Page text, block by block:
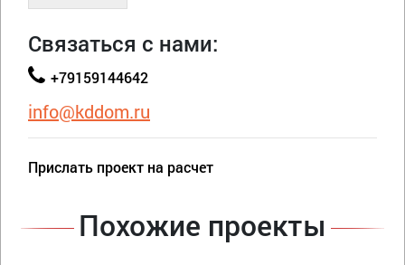
Связаться с нами:
+79159144642
info@kddom.ru
Прислать проект на расчет
Похожие проекты